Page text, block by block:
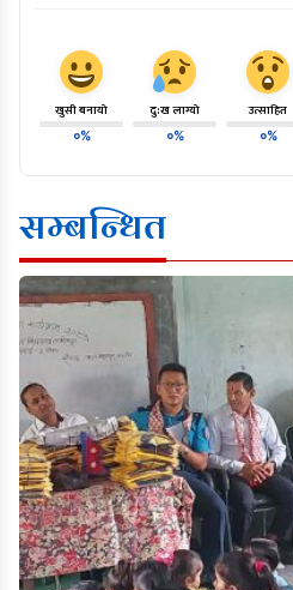
खुसी बनायो
०%
दु:ख लाग्यो
०%
उत्साहित
०%
सम्बन्धित